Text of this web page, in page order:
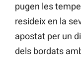
pugen les
resideix en la
apostat per un
dels bordats